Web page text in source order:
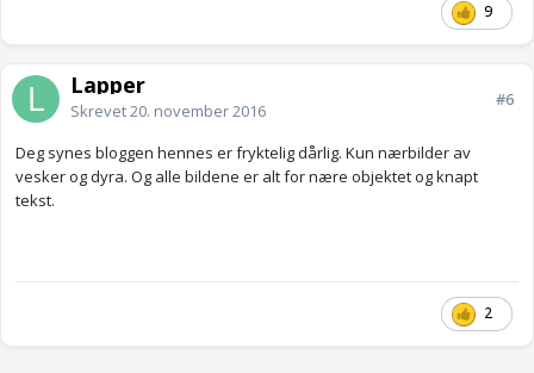
9
Lapper
Skrevet20. november 2016
#6
Deg synes bloggen hennes er fryktelig dårlig. Kun nærbilder av
vesker og dyra. Og alle bildene er alt for nære objektet og knapt
tekst.
2